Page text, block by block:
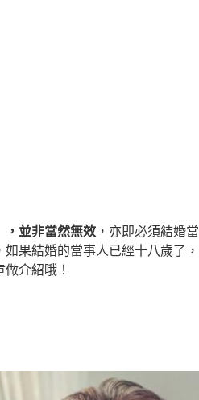
，並非當然無效 ，亦即必須結婚
果結婚的當事人已經十八歲了
介紹哦！